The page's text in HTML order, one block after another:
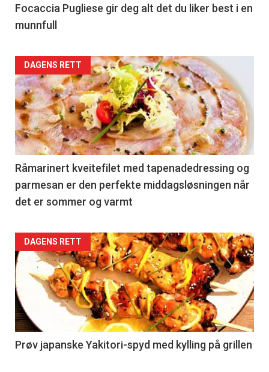
Left
Focaccia Pugliese gir deg alt det du liker best i en
munnfull
Articler
-
section
36
Right
DAGENS RETT
Råmarinert kveitefilet med tapenadedressing og
parmesan er den perfekte middagsløsningen når
det er sommer og varmt
Articler
-
section
37
Left
DAGENS RETT
Prøv japanske Yakitori-spyd med kylling på grillen